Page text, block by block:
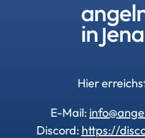
Hier
E-Mail:
Discord: https://